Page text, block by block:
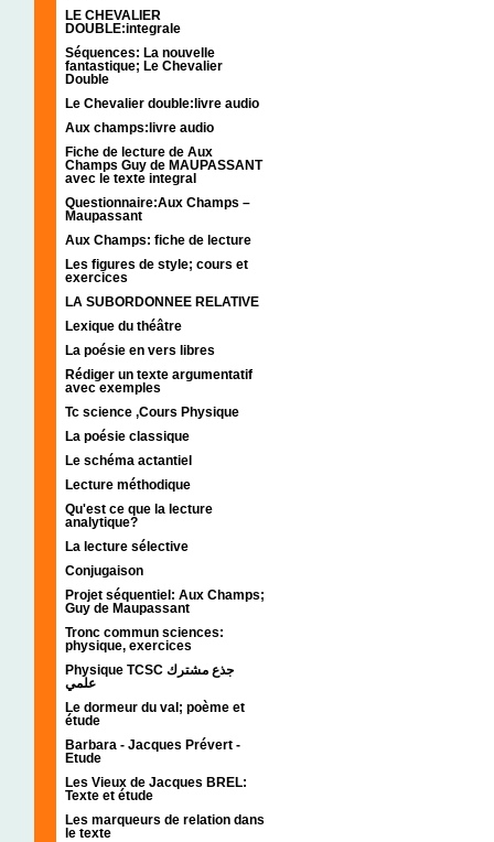
LE CHEVALIER
DOUBLE:integrale
Séquences: La nouvelle
fantastique; Le Chevalier
Double
Le Chevalier double:livre audio
Aux champs:livre audio
Fiche de lecture de Aux
Champs Guy de MAUPASSANT
avec le texte integral
Questionnaire:Aux Champs –
Maupassant
Aux Champs: fiche de lecture
Les figures de style; cours et
exercices
LA SUBORDONNEE RELATIVE
Lexique du théâtre
La poésie en vers libres
Rédiger un texte argumentatif
avec exemples
Tc science ,Cours Physique
La poésie classique
Le schéma actantiel
Lecture méthodique
Qu'est ce que la lecture
analytique?
La lecture sélective
Conjugaison
Projet séquentiel: Aux Champs;
Guy de Maupassant
Tronc commun sciences:
physique, exercices
Physique TCSC جذع مشترك
علمي
Le dormeur du val; poème et
étude
Barbara - Jacques Prévert -
Etude
Les Vieux de Jacques BREL:
Texte et étude
Les marqueurs de relation dans
le texte